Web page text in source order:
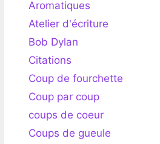
Aromatiques
Atelier d'écriture
Bob Dylan
Citations
Coup de fourchette
Coup par coup
coups de coeur
Coups de gueule